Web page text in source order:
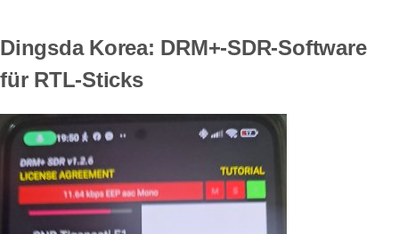
Dingsda Korea: DRM+-SDR-Software
für RTL-Sticks